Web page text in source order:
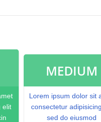
Duis aute irure
consectetur adipisicing
dignissimos ducimus qui
quos dolores et quas
rerum facilis est et
elit
MEDIUM
Lorem ipsum dolor sit
consectetur
sed do eiusmod